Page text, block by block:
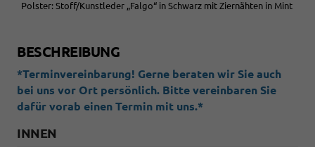
Polster: Stoff/Kunstleder „Falgo“ in Schwarz mit Ziernähten in Mint
BESCHREIBUNG
*Terminvereinbarung! Gerne beraten wir Sie auch
bei uns vor Ort persönlich. Bitte vereinbaren Sie
dafür vorab einen Termin mit uns.*
INNEN